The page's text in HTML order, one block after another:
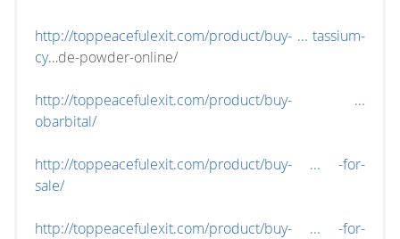
http://toppeacefulexit.com/product/buy- ... tassium-
cy…de-powder-online/
http://toppeacefulexit.com/product/buy- ...
obarbital/
http://toppeacefulexit.com/product/buy- ... -for-
sale/
http://toppeacefulexit.com/product/buy- ... -for-